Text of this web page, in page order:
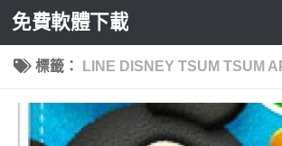
Skip to content
免費軟體下載
標籤： LINE DISNEY TSUM TSUM